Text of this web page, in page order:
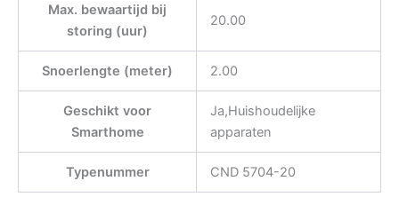
Max. bewaartijd bij
storing (uur)
20.00
Snoerlengte (meter) 2.00
Geschikt voor
Smarthome
Ja,Huishoudelijke
apparaten
Typenummer CND 5704-20